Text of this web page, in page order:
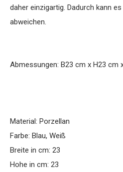
daher einzigartig. Dadurch kann
abweichen.
Abmessungen: B23 cm x H23 cm
Material: Porzellan
Farbe: Blau, Weiß
Breite in cm: 23
Hohe in cm: 23